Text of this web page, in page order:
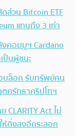
ส่วน Bitcoin ETF
แทนถึง 3 เท่า
คอมมูฯ Cardano
ป็นผู้ชนะ
บล็อก รับทรัพย์คน
ศรัทธาคริปโทฯ
Act ไม่
ดิ่งลงอีกระลอก